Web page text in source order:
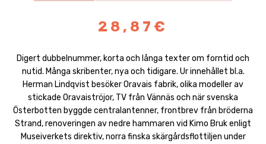
28,87€
Digert dubbelnummer, korta och långa texter om forntid och
nutid. Många skribenter, nya och tidigare. Ur innehållet bl.a.
Herman Lindqvist besöker Oravais fabrik, olika modeller av
stickade Oravaiströjor, TV från Vännäs och när svenska
Österbotten byggde centralantenner, frontbrev från bröderna
Strand, renoveringen av nedre hammaren vid Kimo Bruk enligt
Museiverkets direktiv, norra finska skärgårdsflottiljen under